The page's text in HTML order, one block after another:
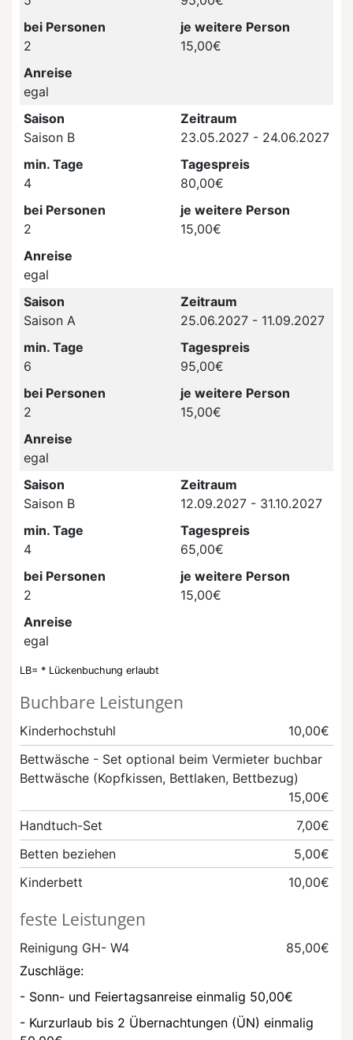
bei Personen
2
je weitere Person
15,00€
Anreise
egal
Saison
Saison B
Zeitraum
23.05.2027 - 24.06.2027
min. Tage
4
Tagespreis
80,00€
bei Personen
2
je weitere Person
15,00€
Anreise
egal
Saison
Saison A
Zeitraum
25.06.2027 - 11.09.2027
min. Tage
6
Tagespreis
95,00€
bei Personen
2
je weitere Person
15,00€
Anreise
egal
Saison
Saison B
Zeitraum
12.09.2027 - 31.10.2027
min. Tage
4
Tagespreis
65,00€
bei Personen
2
je weitere Person
15,00€
Anreise
egal
LB= * Lückenbuchung erlaubt
Buchbare Leistungen
Kinderhochstuhl
10,00€
Bettwäsche - Set optional beim Vermieter buchbar
Bettwäsche (Kopfkissen, Bettlaken, Bettbezug)
15,00€
Handtuch-Set
7,00€
Betten beziehen
5,00€
Kinderbett
10,00€
feste Leistungen
Reinigung GH- W4
85,00€
Zuschläge:
- Sonn- und Feiertagsanreise einmalig 50,00€
- Kurzurlaub bis 2 Übernachtungen (ÜN) einmalig